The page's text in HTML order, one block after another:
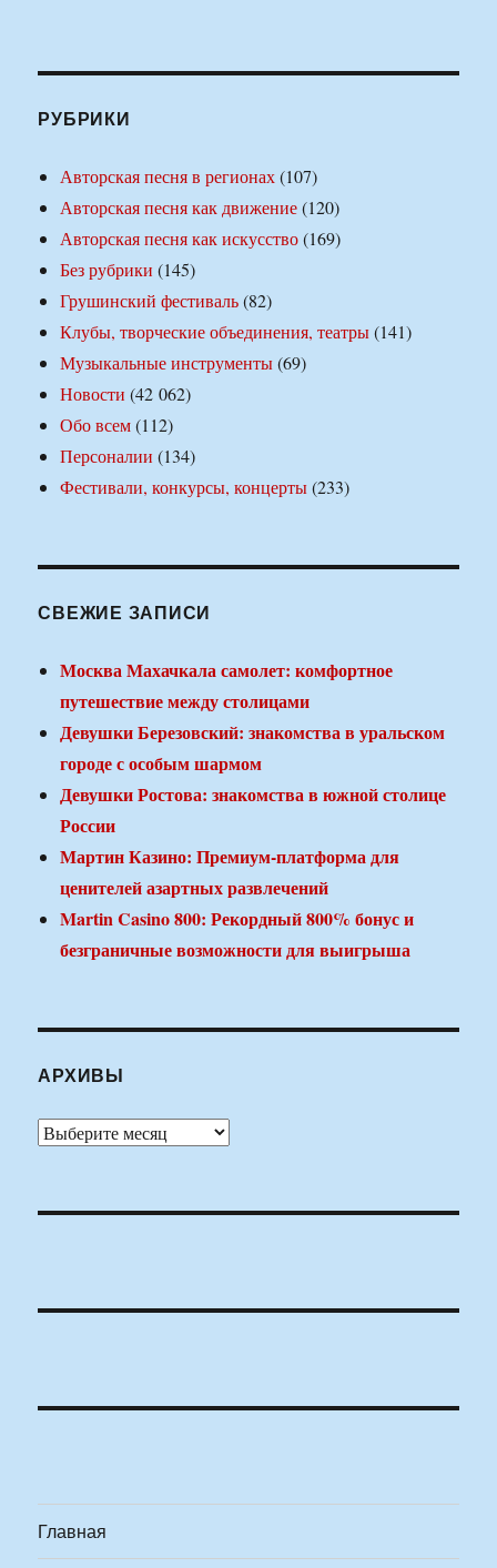
РУБРИКИ
Авторская песня в регионах(107)
Авторская песня как движение(120)
Авторская песня как искусство(169)
Без рубрики (145)
Грушинский фестиваль(82)
Клубы, творческие объединения, театры(141)
Музыкальные инструменты(69)
Новости (42 062)
Обо всем(112)
Персоналии (134)
Фестивали, конкурсы, концерты(233)
СВЕЖИЕ ЗАПИСИ
Москва Махачкала самолет: комфортное
путешествие между столицами
Девушки Березовский: знакомства в уральском
городе с особым шармом
Девушки Ростова: знакомства в южной столице
России
Мартин Казино: Премиум-платформа для
ценителей азартных развлечений
Martin Casino 800: Рекордный 800% бонус и
безграничные возможности для выигрыша
АРХИВЫ
Архивы
Главная